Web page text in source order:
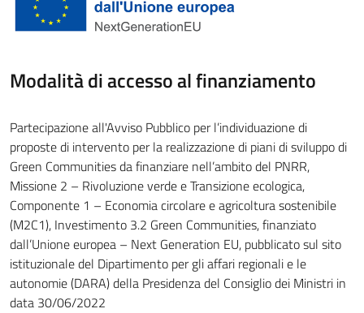
Modalità di accesso al finanziamento
Partecipazione all'Avviso Pubblico per l’individuazione di
proposte di intervento per la realizzazione di piani di sviluppo di
Green Communities da finanziare nell’ambito del PNRR,
Missione 2 – Rivoluzione verde e Transizione ecologica,
Componente 1 – Economia circolare e agricoltura sostenibile
(M2C1), Investimento 3.2 Green Communities, finanziato
dall’Unione europea – Next Generation EU, pubblicato sul sito
istituzionale del Dipartimento per gli affari regionali e le
autonomie (DARA) della Presidenza del Consiglio dei Ministri in
data 30/06/2022